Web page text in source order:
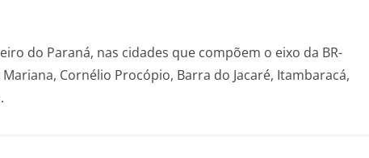
do Paraná, nas cidades que compõem o eixo da BR-
Cornélio Procópio, Barra do Jacaré, Itambaracá,